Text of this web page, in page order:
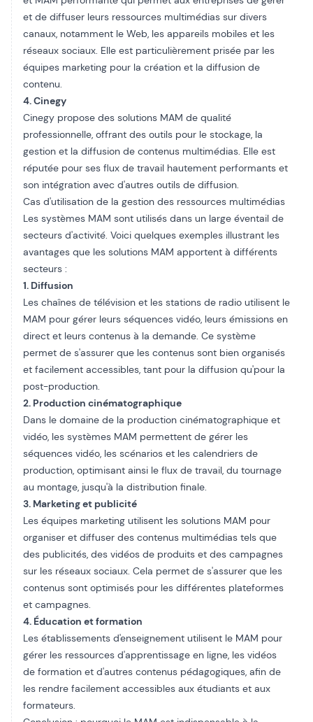
et de diffuser leurs ressources multimédias sur divers
canaux, notamment le Web, les appareils mobiles et les
réseaux sociaux. Elle est particulièrement prisée par les
équipes marketing pour la création et la diffusion de
contenu.
4. Cinegy
Cinegy propose des solutions MAM de qualité
professionnelle, offrant des outils pour le stockage, la
gestion et la diffusion de contenus multimédias. Elle est
réputée pour ses flux de travail hautement performants et
son intégration avec d'autres outils de diffusion.
Cas d'utilisation de la gestion des ressources multimédias
Les systèmes MAM sont utilisés dans un large éventail de
secteurs d'activité. Voici quelques exemples illustrant les
avantages que les solutions MAM apportent à différents
secteurs :
1. Diffusion
Les chaînes de télévision et les stations de radio utilisent le
MAM pour gérer leurs séquences vidéo, leurs émissions en
direct et leurs contenus à la demande. Ce système
permet de s'assurer que les contenus sont bien organisés
et facilement accessibles, tant pour la diffusion qu'pour la
post-production.
2. Production cinématographique
Dans le domaine de la production cinématographique et
vidéo, les systèmes MAM permettent de gérer les
séquences vidéo, les scénarios et les calendriers de
production, optimisant ainsi le flux de travail, du tournage
au montage, jusqu'à la distribution finale.
3. Marketing et publicité
Les équipes marketing utilisent les solutions MAM pour
organiser et diffuser des contenus multimédias tels que
des publicités, des vidéos de produits et des campagnes
sur les réseaux sociaux. Cela permet de s'assurer que les
contenus sont optimisés pour les différentes plateformes
et campagnes.
4. Éducation et formation
Les établissements d'enseignement utilisent le MAM pour
gérer les ressources d'apprentissage en ligne, les vidéos
de formation et d'autres contenus pédagogiques, afin de
les rendre facilement accessibles aux étudiants et aux
formateurs.